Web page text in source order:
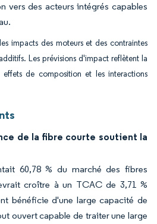
vers des acteurs intégrés capables
impacts des moteurs et des contraintes
Les prévisions d'impact reflètent la
effets de composition et les interactions
de la fibre courte soutient la
60,78 % du marché des fibres
croître à un TCAC de 3,71 %
bénéficie d'une large capacité de
ouvert capable de traiter une large